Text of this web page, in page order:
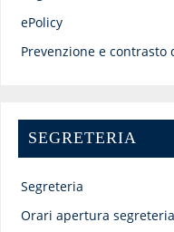
ePolicy
Prevenzione e
SEGRETERIA
Segreteria
Orari apertura segreteria